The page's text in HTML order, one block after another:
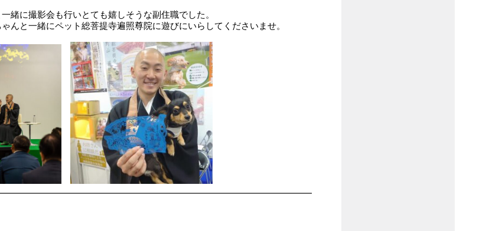
緒に撮影会も行いとても嬉しそうな副住職でした。
んと一緒にペット総菩提寺遍照尊院に遊びにいらしてくださいませ。